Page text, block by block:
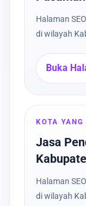
Halaman
di wilayah
Buka
KOTA YANG
Jasa
Halaman
di wilayah